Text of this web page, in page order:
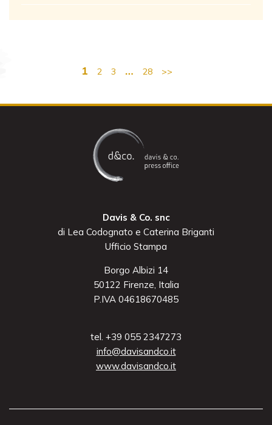
1 2 3 … 28 >>
Davis & Co. snc
di Lea Codognato e Caterina Briganti
Ufficio Stampa
Borgo Albizi 14
50122 Firenze, Italia
P.IVA 04618670485
tel. +39 055 2347273
info@davisandco.it
www.davisandco.it